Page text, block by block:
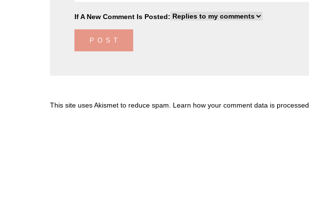
If A New Comment Is Posted:
This site uses Akismet to reduce spam. Learn how your comment data is processed